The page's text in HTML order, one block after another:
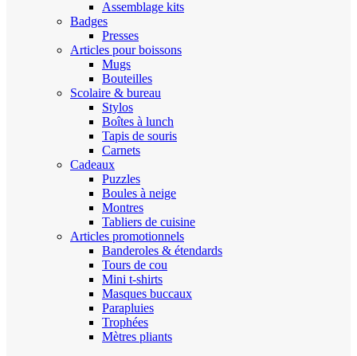
Assemblage kits
Badges
Presses
Articles pour boissons
Mugs
Bouteilles
Scolaire & bureau
Stylos
Boîtes à lunch
Tapis de souris
Carnets
Cadeaux
Puzzles
Boules à neige
Montres
Tabliers de cuisine
Articles promotionnels
Banderoles & étendards
Tours de cou
Mini t-shirts
Masques buccaux
Parapluies
Trophées
Mètres pliants